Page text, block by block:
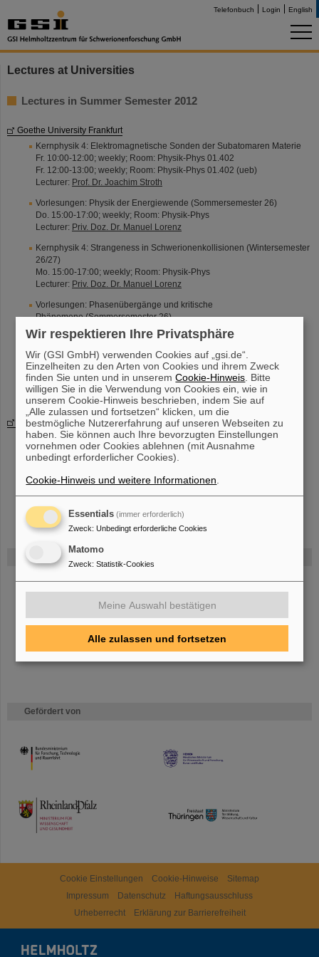
Telefonbuch Login English
FAIR
Bei GSI entsteht das neue Beschleunigerzentrum FAIR.
Erfahren Sie
mehr.
Gefördert von
HMWK
TMWWDG
Lectures at Universities
Lectures in Summer Semester 2012
Goethe University Frankfurt
Kernphysik 4: Elektromagnetische Sonden der Subatomaren Materie
Fr. 10:00-12:00; weekly; Room: Physik-Phys 01.402
Fr. 12:00-13:00; weekly; Room: Physik-Phys 01.402 (ueb)
Lecturer: Prof. Dr. Joachim Stroth
Vorlesungen: Physik der Energiewende (Sommersemester 26)
Do. 15:00-17:00; weekly; Room: Physik-Phys
Lecturer: Priv. Doz. Dr. Manuel Lorenz
Kernphysik 4: Strangeness in Schwerionenkollisionen (Wintersemester
26/27)
Mo. 15:00-17:00; weekly; Room: Physik-Phys
Lecturer: Priv. Doz. Dr. Manuel Lorenz
Vorlesungen: Phasenübergänge und kritische
Phänomene (Sommersemester 26)
We. 10:00-12:30; weekly; Room: Physik-Phys 01.402
Lecturer: Priv. Doz. Dr. Anar Rustamov
Forschungs- und Laborpraktikum
Mo. 09:00-17:00; weekly
Lecturer:Prof. Dr. Christoph Blume
Technical University Darmstadt
Physics of Relativistic Heavy Ion Collisions
Wed. 08:00-09:20 (weekly); Room: S102/244
Wed. 09:20-11:30 (weekly); Room: S102/244
Lecturer:
Prof. T. Galatyuk
Cookie Einstellungen Cookie-Hinweise
Sitemap
Impressum
Datenschutz
Haftungsausschluss
Urheberrecht
Erklärung zur Barrierefreiheit
Wir respektieren Ihre Privatsphäre
Wir (GSI GmbH) verwenden Cookies auf „gsi.de“.
Einzelheiten zu den Arten von Cookies und ihrem Zweck
finden Sie unten und in unseremCookie-Hinweis . Bitte
willigen Sie in die Verwendung von Cookies ein, wie in
unserem Cookie-Hinweis beschrieben, indem Sie auf
„Alle zulassen und fortsetzen“ klicken, um die
bestmögliche Nutzererfahrung auf unseren Webseiten zu
haben. Sie können auch Ihre bevorzugten Einstellungen
vornehmen oder Cookies ablehnen (mit Ausnahme
unbedingt erforderlicher Cookies).
Cookie-Hinweis und weitere Informationen
Essentials (immer erforderlich)
Zweck: Unbedingt erforderliche Cookies
Matomo
Zweck: Statistik-Cookies
Meine Auswahl bestätigen
Alle zulassen und fortsetzen